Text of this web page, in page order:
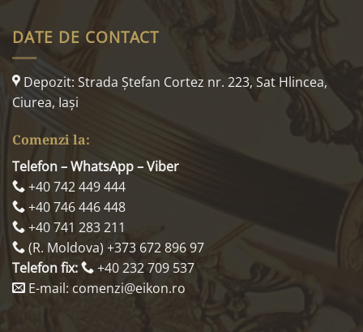
DATE DE CONTACT
Depozit: Strada Ştefan Cortez nr. 223, Sat Hlincea,
Ciurea, Iaşi
Comenzi la:
Telefon – WhatsApp – Viber
+40 742 449 444
+40 746 446 448
+40 741 283 211
(R. Moldova) +373 672 896 97
Telefon fix:
+40 232 709 537
E-mail: comenzi@eikon.ro